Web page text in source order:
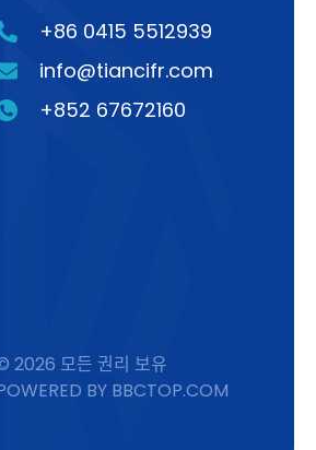
+86 0415 5512939
info@tiancifr.com
+852 67672160
2026 모든 권리 보유
BY BBCTOP.COM